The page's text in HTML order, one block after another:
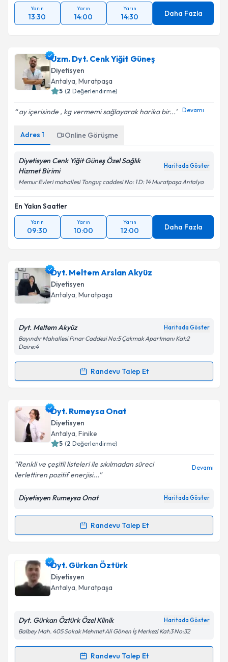
Yarın
13:30
Yarın
14:00
Yarın
14:30 Daha Fazla
Uzm. Dyt. Cenk Yiğit Güneş
Diyetisyen
Antalya, Muratpaşa
5 (2 Değerlendirme)
ay içerisinde , kg vermemi sağlayarak harika bir... Devamı
Adres 1 Online Görüşme
Diyetisyen Cenk Yiğit Güneş Özel Sağlık
Hizmet Birimi
Haritada Göster
Memur Evleri mahallesi Tonguç caddesi No: 1 D: 14 Muratpaşa Antalya
En Yakın Saatler
Yarın
09:30
Yarın
10:00
Yarın
12:00 Daha Fazla
Dyt. Meltem Arslan Akyüz
Diyetisyen
Antalya, Muratpaşa
Dyt. Meltem Akyüz Haritada Göster
Bayındır Mahallesi Pınar Caddesi No:5 Çakmak Apartmanı Kat:2
Daire:4
Randevu Talep Et
Randevu Takvimi Talebi
Dyt. Meltem Arslan Akyüziçin randevu takvimi talebi
oluşturun. Size bu uzmandan randevu almanız için bir
takvim hazırlandığında e-posta ile bilgilendireceğiz.
Kişisel verilerimin işlenmesine ilişkin
Aydınlatma
kapsamda işlenmesini kabul ediyorum.
Dyt. Rumeysa Onat
Diyetisyen
Antalya, Finike
5 (2 Değerlendirme)
Renkli ve çeşitli listeleri ile sıkılmadan süreci
ilerlettiren pozitif enerjisi...
Devamı
Diyetisyen Rumeysa Onat Haritada Göster
Randevu Talep Et
Randevu Takvimi Talebi
Dyt. Rumeysa Onatiçin randevu takvimi talebi
oluşturun. Size bu uzmandan randevu almanız için bir
takvim hazırlandığında e-posta ile bilgilendireceğiz.
Kişisel verilerimin işlenmesine ilişkin
Dyt. Gürkan Öztürk
Diyetisyen
Antalya, Muratpaşa
Dyt. Gürkan Öztürk Özel Klinik Haritada Göster
Balbey Mah. 405 Sokak Mehmet Ali Gönen İş Merkezi Kat:3 No:32
Randevu Talep Et